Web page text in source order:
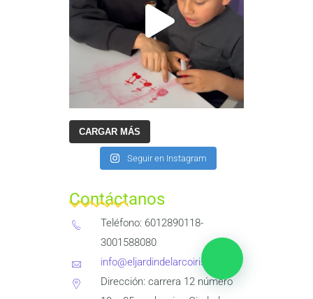
CARGAR MÁS
Seguir en Instagram
Contáctanos
Teléfono: 6012890118-
3001588080
info@eljardindelarcoiris.com
Dirección: carrera 12 número